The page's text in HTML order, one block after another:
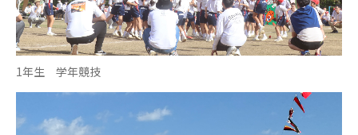
1年生 学年競技